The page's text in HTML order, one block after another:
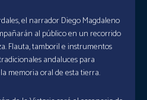
el narrador Diego Magdaleno
al público en un recorrido
Flauta, tamboril e instrumentos
andaluces para
memoria oral de esta tierra.